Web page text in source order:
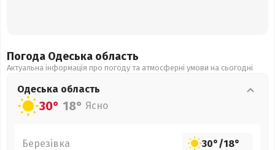
Погода Одеська область
Актуальна інформація про погоду та атмосферні умови на сьогодні
Одеська область
30° 18° Ясно
Березівка 30°/18°